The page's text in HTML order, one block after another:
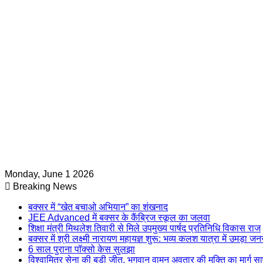
Monday, June 1 2026
Breaking News
बक्सर में “खेत बचाओ अभियान” का शंखनाद
JEE Advanced में बक्सर के कैंब्रिज स्कूल का जलवा
शिक्षा मंत्री मिथलेश तिवारी से मिले उपमुख्य पार्षद प्रतिनिधि विकास राज
बक्सर में श्री लक्ष्मी नारायण महायज्ञ शुरू: भव्य कलश यात्रा में उमड़ा
6 साल पुराना पॉक्सो केस सुलझा
विश्वामित्र सेना की बड़ी जीत, भगवान वामन अवतार की मुक्ति का मार्ग